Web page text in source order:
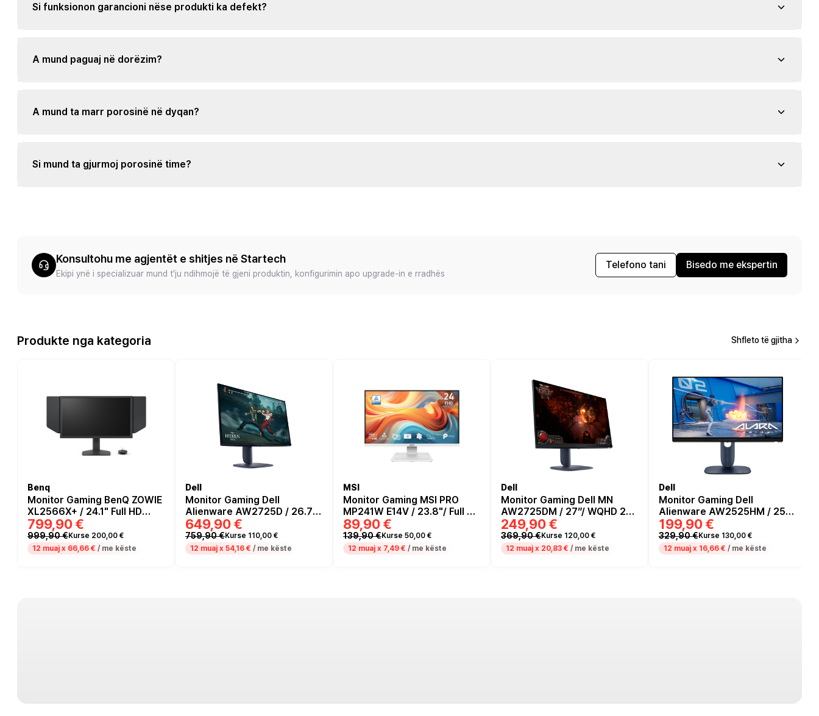
Si funksionon garancioni nëse produkti ka defekt?
A mund paguaj në dorëzim?
A mund ta marr porosinë në dyqan?
Si mund ta gjurmoj porosinë time?
Konsultohu me agjentët e shitjes në Startech
Ekipi ynë i specializuar mund t'ju ndihmojë të gjeni produktin, konfigurimin apo upgrade-in e rradhës
Telefono tani Bisedo me ekspertin
Produkte nga kategoria Shfleto të gjitha
Benq
Monitor Gaming BenQ ZOWIE
XL2566X+ / 24.1" Full HD
400Hz 0.3ms / HDMI, DP, USB
/ e zezë
799,90 €
999,90 €Kurse 200,00 €
12 muaj x 66,66 € / me këste
Dell
Monitor Gaming Dell
Alienware AW2725D / 26.7"/
Quad HD 2K QD OLED /
280Hz / 0.03ms /
HDMI+DP+USB- Blu e errët
649,90 €
759,90 €Kurse 110,00 €
12 muaj x 54,16 € / me këste
MSI
Monitor Gaming MSI PRO
MP241W E14V / 23.8"/ Full HD
VA AG / 144Hz / 1ms /
HDMI+DP - Bardhë
89,90 €
139,90 €Kurse 50,00 €
12 muaj x 7,49 € / me këste
Dell
Monitor Gaming Dell MN
AW2725DM / 27”/ WQHD 2K
Fast IPS LED / 180Hz / 1ms /
HDMI+DP+USB - Zezë
249,90 €
369,90 €Kurse 120,00 €
12 muaj x 20,83 € / me këste
Dell
Monitor Gaming Dell
Alienware AW2525HM / 25"
Full HD Fast IPS 320Hz 0.5ms
/ 400 nits / 99% sRGB /
HDMI, DisplayPort, USB -
Dark Blu
199,90 €
329,90 €Kurse 130,00 €
12 muaj x 16,66 € / me këste